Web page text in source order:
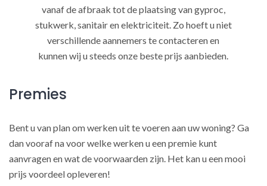
vanaf de afbraak tot de plaatsing van gyproc,
stukwerk, sanitair en elektriciteit. Zo hoeft u niet
verschillende aannemers te contacteren en
kunnen wij u steeds onze beste prijs aanbieden.
Premies
Bent u van plan om werken uit te voeren aan uw woning? Ga
dan vooraf na voor welke werken u een premie kunt
aanvragen en wat de voorwaarden zijn. Het kan u een mooi
prijs voordeel opleveren!